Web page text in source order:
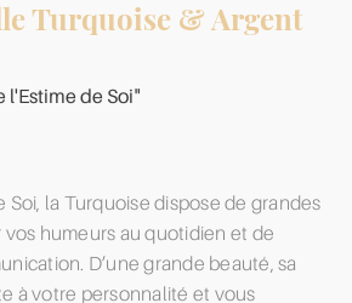
Turquoise & Argent
l'Estime de Soi"
Soi, la Turquoise dispose de grandes
vos humeurs au quotidien et de
D’une grande beauté, sa
à votre personnalité et vous